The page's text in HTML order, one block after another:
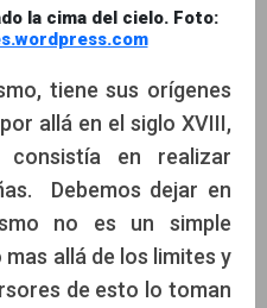
la cima del cielo. Foto:
tiene sus orígenes
allá en el siglo XVIII,
en realizar
Debemos dejar en
no es un simple
allá de los limites y
de esto lo toman